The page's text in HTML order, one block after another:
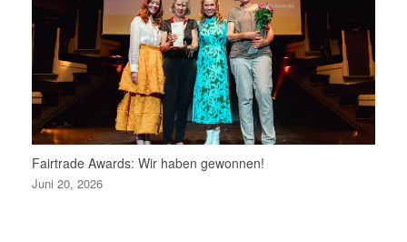
Fairtrade Awards: Wir haben gewonnen!
Juni 20, 2026